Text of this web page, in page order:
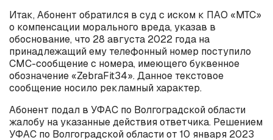
Итак, Абонент обратился в суд с иском к ПАО «МТС»
о компенсации морального вреда, указав в
обоснование, что 28 августа 2022 года на
принадлежащий ему телефонный номер поступило
СМС-сообщение с номера, имеющего буквенное
обозначение «ZebraFit34». Данное текстовое
сообщение носило рекламный характер.
Абонент подал в УФАС по Волгоградской области
жалобу на указанные действия ответчика. Решением
УФАС по Волгоградской области от 10 января 2023